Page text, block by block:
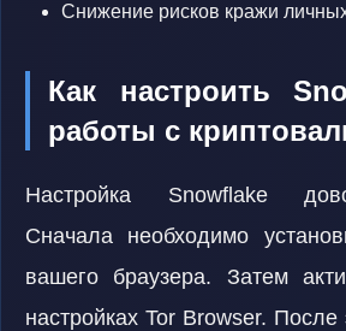
Снижение рисков кражи
Как настроить
работы с
Настройка Snowflake
Сначала необходимо
вашего браузера. Затем
настройках Tor Browser.